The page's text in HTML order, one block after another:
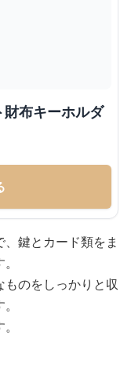
布キーホルダ
鍵とカード類をま
ものをしっかりと収